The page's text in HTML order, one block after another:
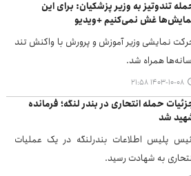
تندوتیز به وزیر پزشکیان: برای این
غش نمی‌کنیم +ویدیو
نمایشی وزیر آموزش و پرورش با واکنش تند
همراه شد.
۱۴۰۳-۱۰-۰۸ ۲۱:۵۸
حمله انتحاری در بندر لنگه؛ فرمانده
شد
پلیس اطلاعات بندرلنگه در یک عملیات
به شهادت رسید.